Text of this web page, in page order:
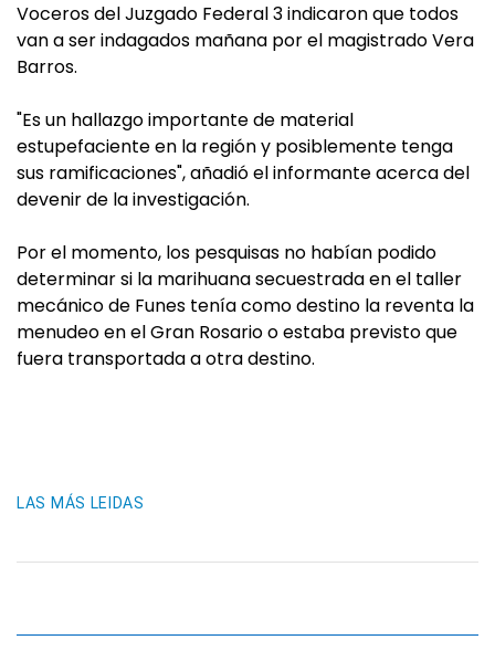
Voceros del Juzgado Federal 3 indicaron que todos
van a ser indagados mañana por el magistrado Vera
Barros.
"Es un hallazgo importante de material
estupefaciente en la región y posiblemente tenga
sus ramificaciones", añadió el informante acerca del
devenir de la investigación.
Por el momento, los pesquisas no habían podido
determinar si la marihuana secuestrada en el taller
mecánico de Funes tenía como destino la reventa la
menudeo en el Gran Rosario o estaba previsto que
fuera transportada a otra destino.
LAS MÁS LEIDAS